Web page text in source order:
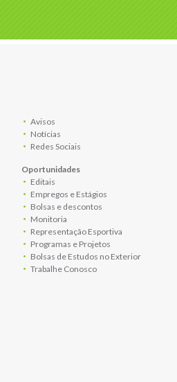
Avisos
Notícias
Redes Sociais
Oportunidades
Editais
Empregos e Estágios
Bolsas e descontos
Monitoria
Representação Esportiva
Programas e Projetos
Bolsas de Estudos no Exterior
Trabalhe Conosco